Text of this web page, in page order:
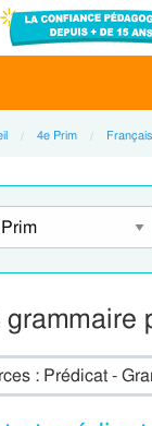
4e Prim Français
: Prédicat -